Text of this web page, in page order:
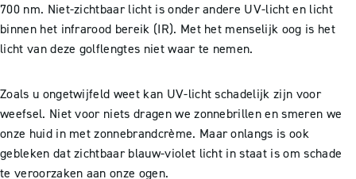
700 nm. Niet-zichtbaar licht is onder andere UV-licht en licht
binnen het infrarood bereik (IR). Met het menselijk oog is het
licht van deze golflengtes niet waar te nemen.
Zoals u ongetwijfeld weet kan UV-licht schadelijk zijn voor
weefsel. Niet voor niets dragen we zonnebrillen en smeren we
onze huid in met zonnebrandcrème. Maar onlangs is ook
gebleken dat zichtbaar blauw-violet licht in staat is om schade
te veroorzaken aan onze ogen.